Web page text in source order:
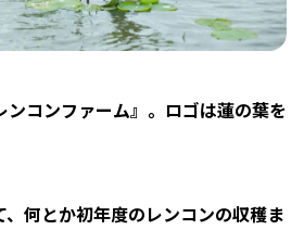
ンコンファーム』。ロゴは蓮の葉を
何とか初年度のレンコンの収穫ま